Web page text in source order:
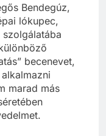
Bendegúz,
lókupec,
szolgálatába
becenevet,
marad más